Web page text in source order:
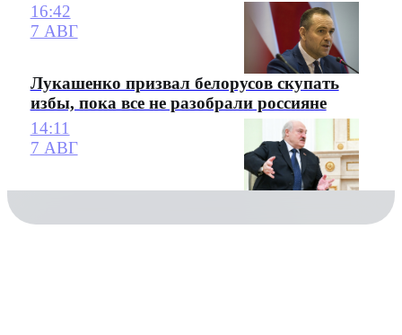
16:42
7 АВГ
Лукашенко призвал белорусов скупать
избы, пока все не разобрали россияне
14:11
7 АВГ